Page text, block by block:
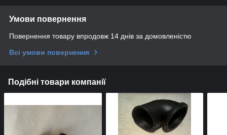
Умови повернення
Повернення товару впродовж 14 днів за домовленістю
Всі умови повернення
Подібні товари компанії